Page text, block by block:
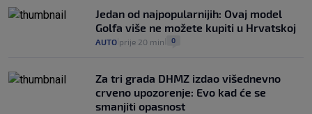
automobilom na Hvar iz Zagreba, a
koliko iz Osijeka
14
Jedan od najpopularnijih: Ovaj model
Golfa više ne možete kupiti u Hrvatskoj
AUTO prije 20 min 0
Za tri grada DHMZ izdao višednevno
crveno upozorenje: Evo kad će se
smanjiti opasnost